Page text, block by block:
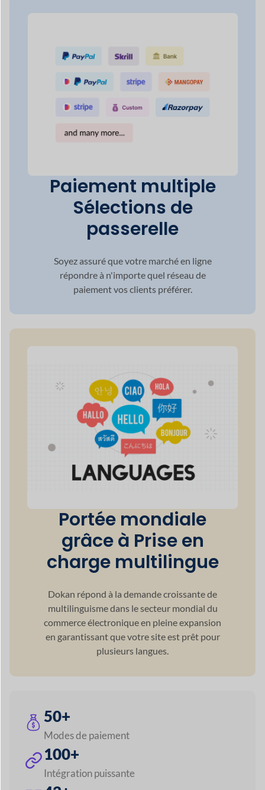
passerelle
Soyez assuré que votre marché en ligne
répondre à n'importe quel réseau de
paiement vos clients
préférer.
Portée mondiale
grâce àPrise en
charge multilingue
Dokan répond à la demande croissante de
multilinguismedans le secteur mondial du
commerce électronique en pleine expansion
en garantissantque votre site est prêt pour
plusieurs langues.
50+
Modes de paiement
100+
Intégration puissante
Modules Premium
60+
120+
5+
Méthodes d'expédition